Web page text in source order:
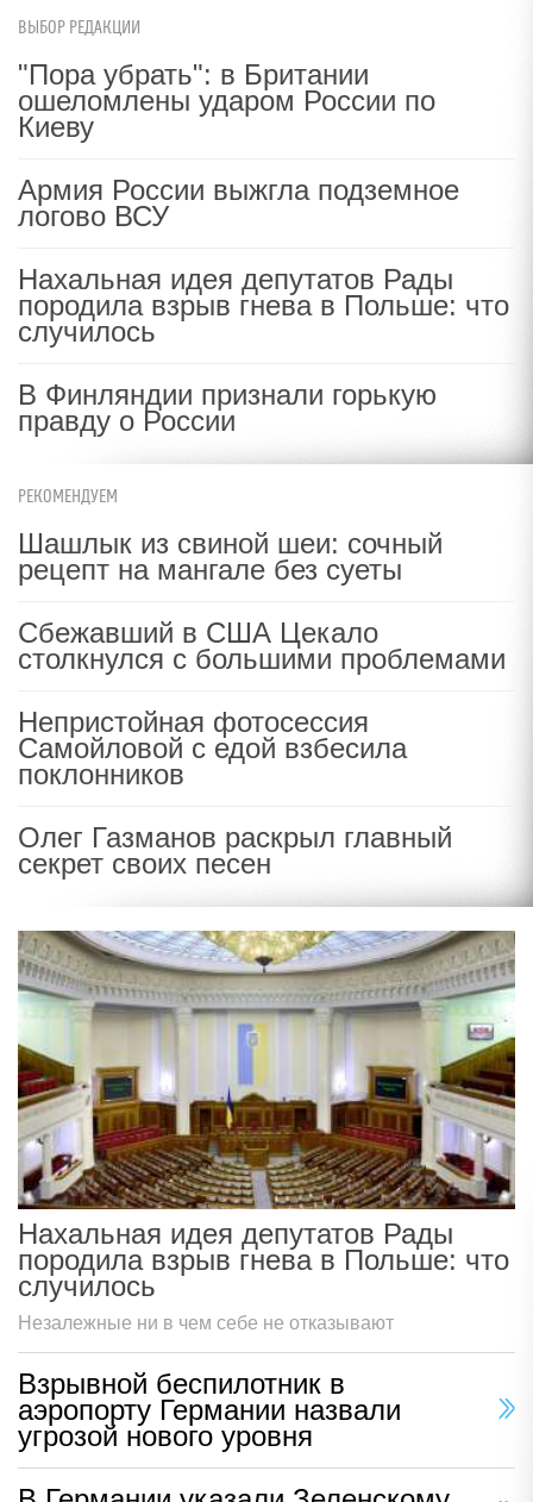
ВЫБОР РЕДАКЦИИ
"Пора убрать": в Британии
ошеломлены ударом России по
Киеву
Армия России выжгла подземное
логово ВСУ
Нахальная идея депутатов Рады
породила взрыв гнева в Польше: что
случилось
В Финляндии признали горькую
правду о России
РЕКОМЕНДУЕМ
Шашлык из свиной шеи: сочный
рецепт на мангале без суеты
Сбежавший в США Цекало
столкнулся с большими проблемами
Непристойная фотосессия
Самойловой с едой взбесила
поклонников
Олег Газманов раскрыл главный
секрет своих песен
Нахальная идея депутатов Рады
породила взрыв гнева в Польше: что
случилось
Незалежные ни в чем себе не отказывают
Взрывной беспилотник в
аэропорту Германии назвали
угрозой нового уровня